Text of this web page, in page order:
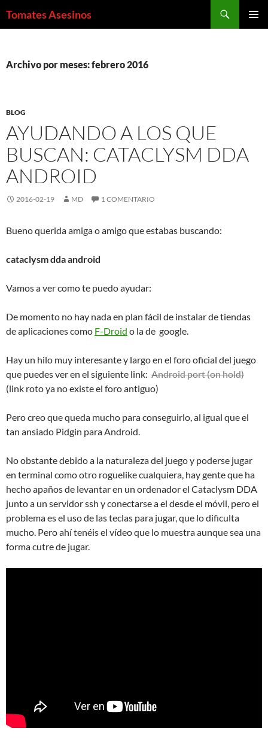
Tomates Asesinos
Archivo por meses: febrero 2016
BLOG
AYUDANDO A LOS QUE
BUSCAN: CATACLYSM DDA
ANDROID
2016-02-19 MD 1 COMENTARIO
Bueno querida amiga o amigo que estabas buscando:
cataclysm dda android
Vamos a ver como te puedo ayudar:
De momento no hay nada en plan fácil de instalar de tiendas
de aplicaciones como F-Droid o la de google.
Hay un hilo muy interesante y largo en el foro oficial del juego
que puedes ver en el siguiente link: Android port (on hold)
(link roto ya no existe el foro antiguo)
Pero creo que queda mucho para conseguirlo, al igual que el
tan ansiado Pidgin para Android.
No obstante debido a la naturaleza del juego y poderse jugar
en terminal como otro roguelike cualquiera, hay gente que ha
hecho apaños de levantar en un ordenador el Cataclysm DDA
junto a un servidor ssh y conectarse a el desde el móvil, pero el
problema es el uso de las teclas para jugar, que lo dificulta
mucho. Pero ahí tenéis el vídeo que lo muestra aunque sea una
forma cutre de jugar.